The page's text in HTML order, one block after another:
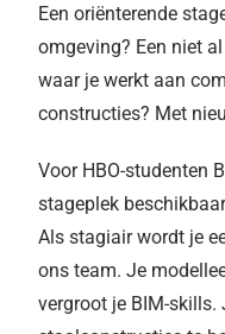
Een oriënterende
omgeving? Een niet
waar je werkt aan
constructies? Met
Voor HBO-studenten
stageplek
Als stagiair wordt je
ons team. Je
vergroot je BIM-skills.